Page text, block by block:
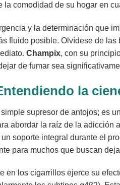
la comodidad de su hogar en
y la determinación que
fluido posible. Olvídese de
Champix, con su
de fumar sea
la
supresor de antojos; es
abordar la raíz de la adicción
soporte integral durante el
para muchos que buscan
en los cigarrillos ejerce su